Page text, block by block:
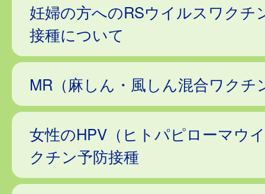
妊婦の方へのRSウイルスワクチ
接種について
MR（麻しん・風しん混合ワクチ
女性のHPV（ヒトパピローマウ
クチン予防接種